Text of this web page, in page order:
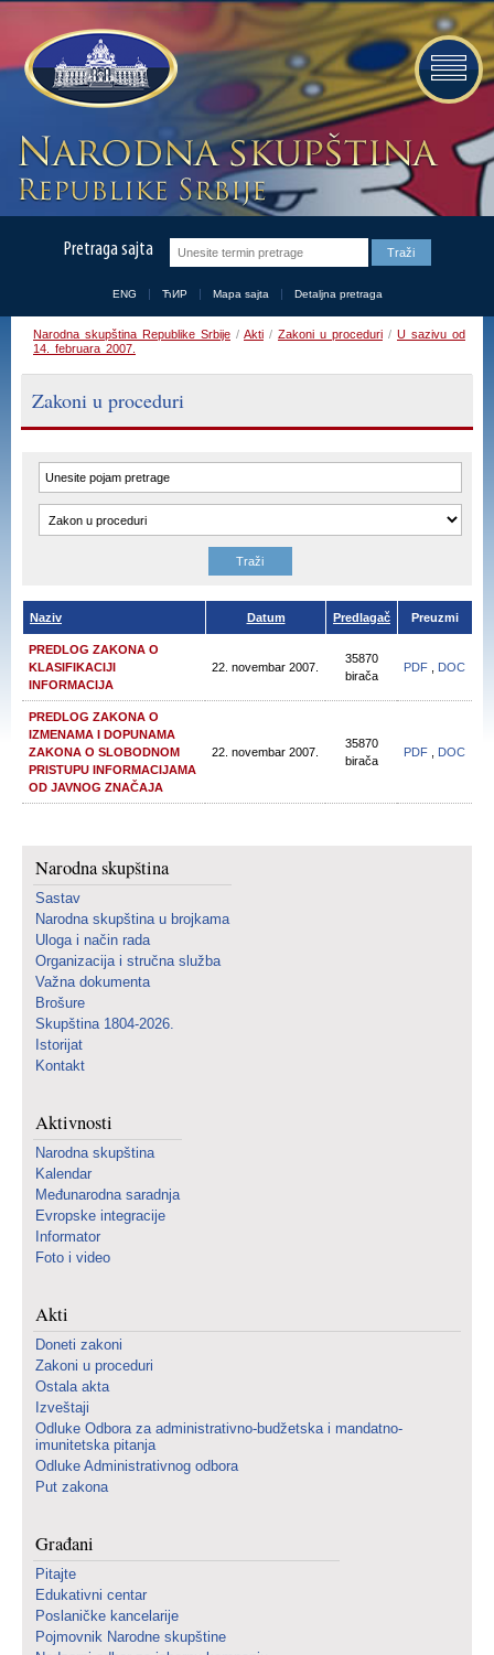
Pretraga sajta
ENG ЋИР Mapa sajta Detaljna pretraga
Narodna skupština Republike Srbije / Akti / Zakoni u proceduri / U sazivu od
14. februara 2007.
Zakoni u proceduri
Naziv Datum Predlagač Preuzmi
PREDLOG ZAKONA O
KLASIFIKACIJI
INFORMACIJA
22. novembar 2007.
35870
birača
PDF DOC
PREDLOG ZAKONA O
IZMENAMA I DOPUNAMA
ZAKONA O SLOBODNOM
PRISTUPU INFORMACIJAMA
OD JAVNOG ZNAČAJA
22. novembar 2007.
35870
birača
PDF DOC
Narodna skupština
Sastav
Narodna skupština u brojkama
Uloga i način rada
Organizacija i stručna služba
Važna dokumenta
Brošure
Skupština 1804-2026.
Istorijat
Kontakt
Aktivnosti
Narodna skupština
Kalendar
Međunarodna saradnja
Evropske integracije
Informator
Foto i video
Akti
Doneti zakoni
Zakoni u proceduri
Ostala akta
Izveštaji
Odluke Odbora za administrativno-budžetska i mandatno-
imunitetska pitanja
Odluke Administrativnog odbora
Put zakona
Građani
Pitajte
Edukativni centar
Poslaničke kancelarije
Pojmovnik Narodne skupštine